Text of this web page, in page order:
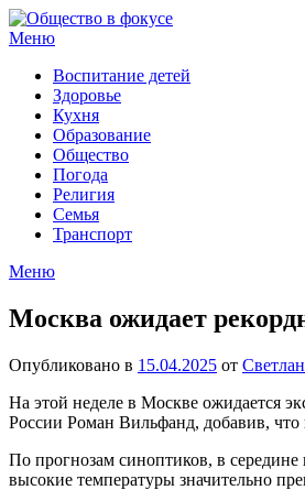
Перейти
к
Меню
Воспитание детей
Здоровье
Кухня
Образование
Общество
Погода
Религия
Семья
Транспорт
Меню
Москва ожидает
Опубликовано в 15.04.2025 от
На этой неделе в Москве ожидается
России Роман Вильфанд, добавив, что
По прогнозам синоптиков, в
высокие температуры значительно